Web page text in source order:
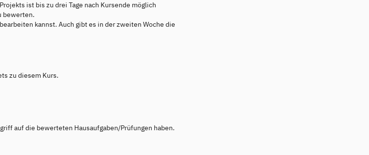
ist bis zu drei Tage nach Kursende möglich
bewerten.
kannst. Auch gibt es in der zweiten Woche die
zu diesem Kurs.
auf die bewerteten Hausaufgaben/Prüfungen haben.